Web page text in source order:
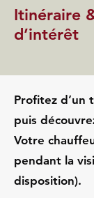
Itinéraire
d’intérêt
Profitez d’un
puis
Votre
pendant la
disposition).